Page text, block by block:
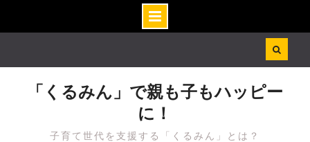
「くるみん」で親も子もハッピー
に！
子育て世代を支援する「くるみん」とは？